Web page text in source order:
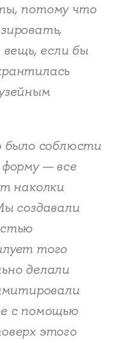
потому что
если бы
было соблюсти
— все
наколки
создавали
того
делали
с помощью
этого